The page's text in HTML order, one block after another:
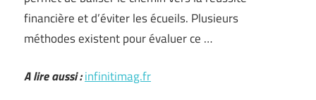
financière et d’éviter les écueils. Plusieurs
méthodes existent pour évaluer ce …
A lire aussi :infinitimag.fr